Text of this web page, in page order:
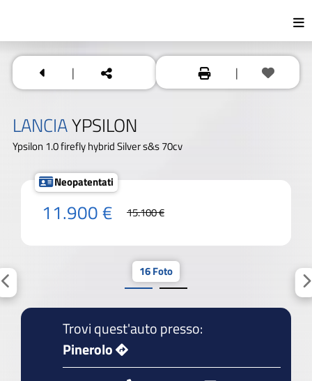
| |
LANCIAYPSILON
Ypsilon 1.0 firefly hybrid Silver s&s 70cv
Neopatentati
11.900 € 15.100 €
16 Foto
Trovi quest'auto presso:
Pinerolo